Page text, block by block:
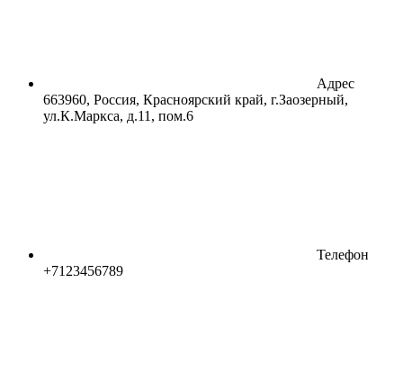
Адрес
663960, Россия, Красноярский край, г.Заозерный,
ул.К.Маркса, д.11, пом.6
Телефон
+7123456789